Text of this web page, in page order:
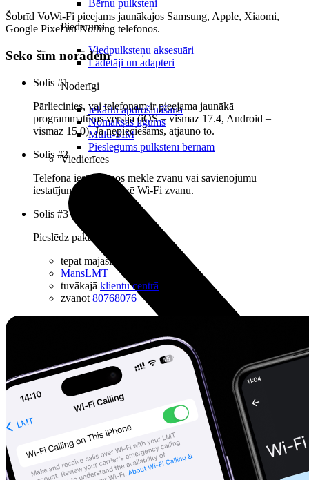
Bērnu pulksteņi
Piederumi
Viedpulksteņu aksesuāri
Lādētāji un adapteri
Noderīgi
Iekārtu apdrošināšana
Nomaksas līgums
Multi-SIM
Pieslēgums pulkstenī bērnam
Viedierīces
Šobrīd VoWi-Fi pieejams jaunākajos Samsung, Apple, Xiaomi,
Google Pixel un Nothing telefonos.
Seko šīm norādēm
Solis #1
Pārliecinies, vai telefonam ir pieejama jaunākā
programmatūras versija (iOS – vismaz 17.4, Android –
vismaz 15.0). Ja nepieciešams, atjauno to.
Solis #2
Telefona iestatījumos meklē zvanu vai savienojumu
iestatījumus un aktivizē Wi-Fi zvanu.
Solis #3
Pieslēdz pakalpojumu:
tepat mājaslapā
MansLMT
tuvākajā klientu centrā
zvanot 80768076